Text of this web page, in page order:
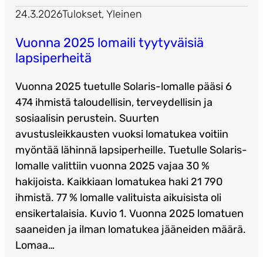
24.3.2026Tulokset, Yleinen
Vuonna 2025 lomaili tyytyväisiä
lapsiperheitä
Vuonna 2025 tuetulle Solaris-lomalle pääsi 6
474 ihmistä taloudellisin, terveydellisin ja
sosiaalisin perustein. Suurten
avustusleikkausten vuoksi lomatukea voitiin
myöntää lähinnä lapsiperheille. Tuetulle Solaris-
lomalle valittiin vuonna 2025 vajaa 30 %
hakijoista. Kaikkiaan lomatukea haki 21 790
ihmistä. 77 % lomalle valituista aikuisista oli
ensikertalaisia. Kuvio 1. Vuonna 2025 lomatuen
saaneiden ja ilman lomatukea jääneiden määrä.
Lomaa…